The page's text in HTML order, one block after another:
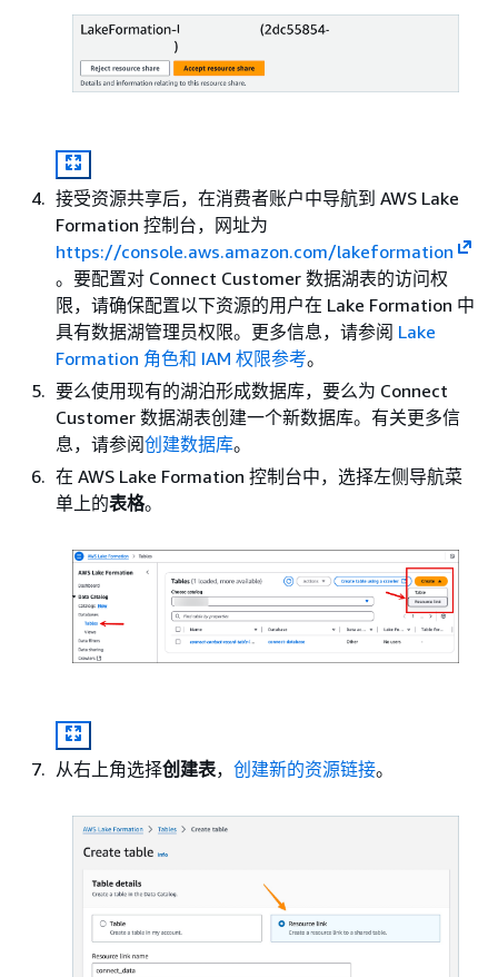
接受资源共享后，在消费者账户中导航到 AWS Lake
Formation 控制台，网址为
https://console.aws.amazon.com/lakeformation
。要配置对 Connect Customer 数据湖表的访问权
限，请确保配置以下资源的用户在 Lake Formation 中
具有数据湖管理员权限。更多信息，请参阅 Lake
Formation 角色和 IAM 权限参考。
要么使用现有的湖泊形成数据库，要么为 Connect
Customer 数据湖表创建一个新数据库。有关更多信
息，请参阅创建数据库。
在 AWS Lake Formation 控制台中，选择左侧导航菜
单上的表格。
从右上角选择创建表， 创建新的资源链接。